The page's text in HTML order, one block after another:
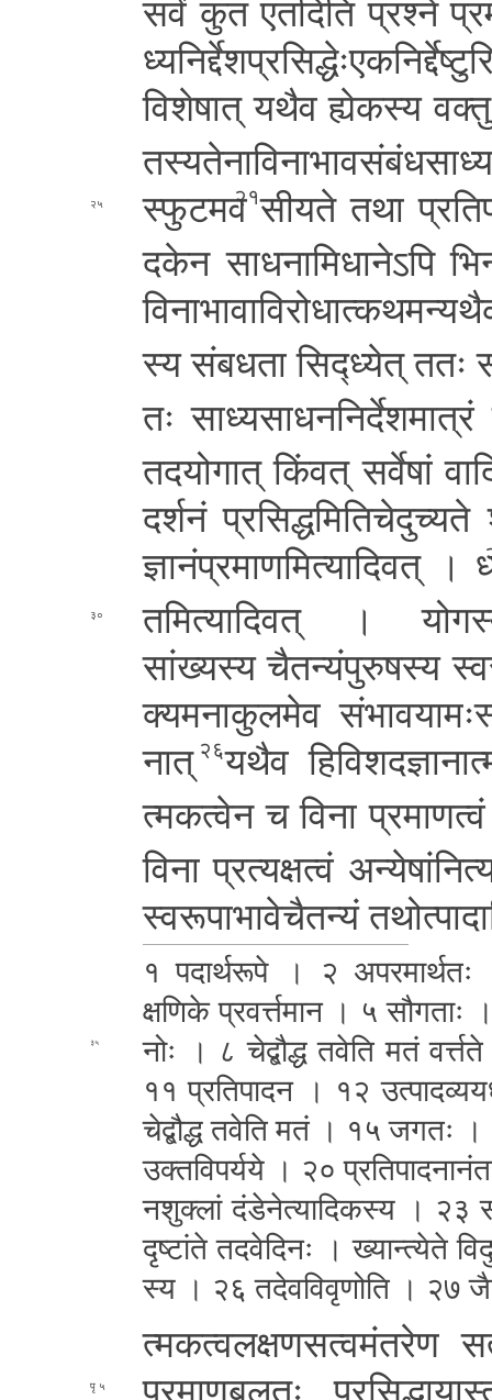
सर्वं कुत ए­त­दि­ति प्रश्ने
वि­शे­षा­त्यथैव ह्येकस्य
२५ स्फु­ट­म­व२१सीयते तथा
द­के­न सा­ध­ना­मि­धा­ने­ऽ­पि
स्यसं­ब­ध­ता सिद्ध्येत् ततः
तः
त­द­यो­गा­त् किंवत् सर्वेषां
द­र्श­नं प्रसिद्ध
ज्ञा­नं­प्र­मा­ण­मि­त्या­दि­व­त् ।
३०
त­मि­त्या­दि­व­त् ।
सांख्यस्य चै­त­न्यं­पु­रु­ष­स्य
क्य­म­ना­कु­ल­मे­व
ना­त्२६यथैव हि­वि­श­द
त्म­क­त्वे­न च विना
विना प्र­त्य­क्ष­त्वं
स्व­रू­पा­भा­वे­चै­त­न्यं
१ प­दा­र्थ­रू­पे । २
क्षणिके प्र­व­र्त्त­मा­न । ५ सौगताः
३५
नोः । ८ चेद्बौद्ध तवेति मतं
११ प्र­ति­पा­द­न । १२
चेद्बौद्ध तवेति मतं । १५ जगतः
उ­क्त­वि­प­र्य­ये । २०
न­शु­क्लांदं­डे­ने­त्या­दि­क­स्य । २३
दृष्टांते त­द­वे­दि­नः । ख्यान्त्येते
स्य । २६ त­दे­व­वि­वृ­णो­ति । २७
५
त्म­क­त्व­ल­क्ष­ण­स­त्व­मं­त­रे­ण